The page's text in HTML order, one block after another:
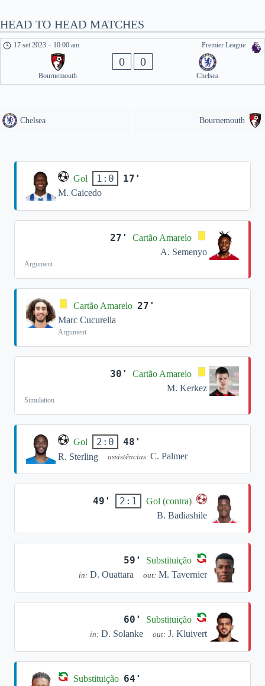
HEAD TO HEAD MATCHES
Premier League
17 set 2023 - 10:00 am
Bournemouth
0 0
Chelsea
Chelsea Bournemouth
Gol 1:0 17'
M. Caicedo
27'
Cartão Amarelo
A. Semenyo
Argument
Cartão Amarelo 27'
Marc Cucurella
Argument
30'
Cartão Amarelo
M. Kerkez
Simulation
Gol 2:0 48'
R. Sterling assistências: C. Palmer
49' 2:1
Gol (contra)
B. Badiashile
59' Substituição
in: D. Ouattara out: M. Tavernier
60' Substituição
in: D. Solanke out: J. Kluivert
Substituição 64'